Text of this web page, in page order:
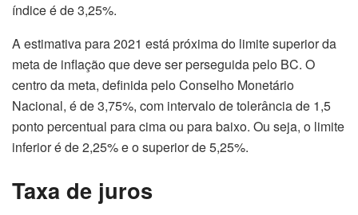
índice é de 3,25%.
A estimativa para 2021 está próxima do limite superior da
meta de inflação que deve ser perseguida pelo BC. O
centro da meta, definida pelo Conselho Monetário
Nacional, é de 3,75%, com intervalo de tolerância de 1,5
ponto percentual para cima ou para baixo. Ou seja, o limite
inferior é de 2,25% e o superior de 5,25%.
Taxa de juros